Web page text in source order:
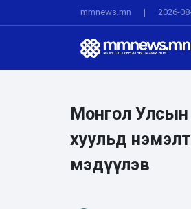
mmnews.mn | 2026-
Монгол
хуульд
мэдүүлэв